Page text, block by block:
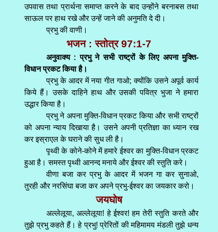
उपवास तथा प्रार्थना समाप्त करने के बाद उन्होंने बरनाबस तथा
साऊल पर हाथ रखे और उन्हें जाने की अनुमति दे दी।
प्रभु की वाणी।
भजन : स्तोत्र 97:1-7
अनुवाक्य : प्रभु ने सभी राष्ट्रों के लिए अपना मुक्ति-
विधान प्रकट किया है।
प्रभु के आदर में नया गीत गाओ; क्योंकि उसने अपूर्व कार्य
किये हैं। उसके दाहिने हाथ और उसकी पवित्र भुजा ने हमारा
उद्धार किया है।
प्रभु ने अपना मुक्ति-विधान प्रकट किया और सभी राष्ट्रों
को अपना न्याय दिखाया है। उसने अपनी प्रतिज्ञा का ध्यान रख
कर इस्राएल के घराने की सुध ली है।
पृथ्वी के कोने-कोने में हमारे ईश्वर का मुक्ति-विधान प्रकट
हुआ है। समस्त पृथ्वी आनन्द मनाये और ईश्वर की स्तुति करे।
वीणा बजा कर प्रभु के आदर में भजन गा कर सुनाओ,
तुरही और नरसिंघा बजा कर अपने प्रभु-ईश्वर का जयकार करो।
जयघोष
अल्लेलूया, अल्लेलूया! हे ईश्वर! हम तेरी स्तुति करते और
तुझे प्रभु कहते हैं। हे प्रभु! प्रेरितों की महिमामय मंडली तुझे धन्य